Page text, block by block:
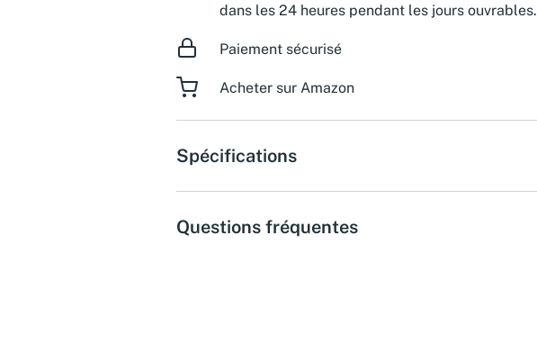
dans les 24 heures pendant les jours ouvrables.
Paiement sécurisé
Acheter sur Amazon
Spécifications
Questions fréquentes